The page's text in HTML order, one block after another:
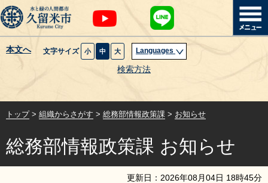
本文へ 文字サイズ 小 中 大 Languages
検索方法
暮らし・届出
健康・医療・福祉
観光魅力・イベント
トップ> 組織からさがす > 総務部情報政策課 > お知らせ
総務部情報政策課 お知らせ
更新日： 2026年08月04日 18時45分